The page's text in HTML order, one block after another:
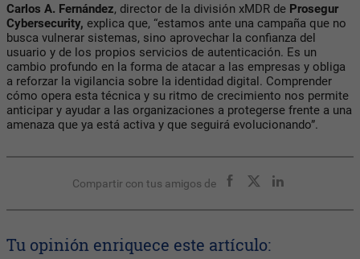
Carlos A. Fernández, director de la división xMDR de Prosegur
Cybersecurity, explica que, “estamos ante una campaña que no
busca vulnerar sistemas, sino aprovechar la confianza del
usuario y de los propios servicios de autenticación. Es un
cambio profundo en la forma de atacar a las empresas y obliga
a reforzar la vigilancia sobre la identidad digital. Comprender
cómo opera esta técnica y su ritmo de crecimiento nos permite
anticipar y ayudar a las organizaciones a protegerse frente a una
amenaza que ya está activa y que seguirá evolucionando”.
Compartir con tus amigos de
Tu opinión enriquece este artículo: